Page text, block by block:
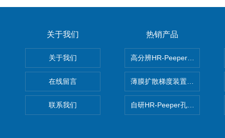
关于我们
关于我们
在线留言
联系我们
热销产品
高分辨HR-Peeper采样器孔隙
薄膜扩散梯度装置 Agl DGT
自研HR-Peeper孔隙水采样器